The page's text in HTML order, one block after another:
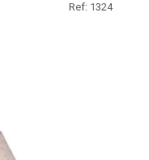
Ref: 1324